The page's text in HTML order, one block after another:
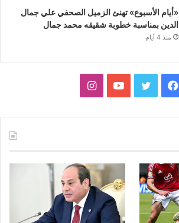
«أيام الأسبوع» تهنئ الزميل الصحفي علي جمال
الدين بمناسبة خطوبة شقيقه محمد جمال
منذ 4 أيام
فيسبوك تويتر يوتيوبانستقرام